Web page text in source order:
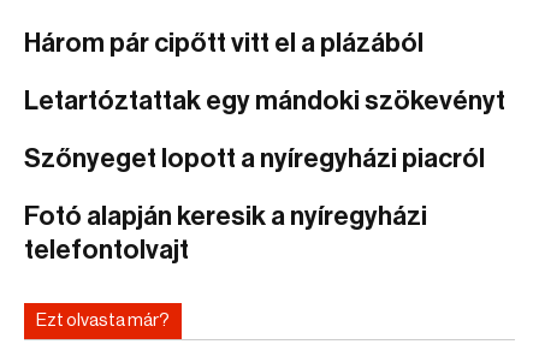
Három pár cipőtt vitt el a plázából
Letartóztattak egy mándoki szökevényt
Szőnyeget lopott a nyíregyházi piacról
Fotó alapján keresik a nyíregyházi
telefontolvajt
Ezt olvasta már?